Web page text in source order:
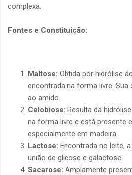
complexa.
Fontes e Constituição:
Maltose: Obtida por hidrólise
encontrada na forma livre. Sua
ao amido.
Celobiose: Resulta da
na forma livre e está presente
especialmente em madeira.
Lactose: Encontrada no leite,
união de glicose e galactose.
Sacarose: Amplamente